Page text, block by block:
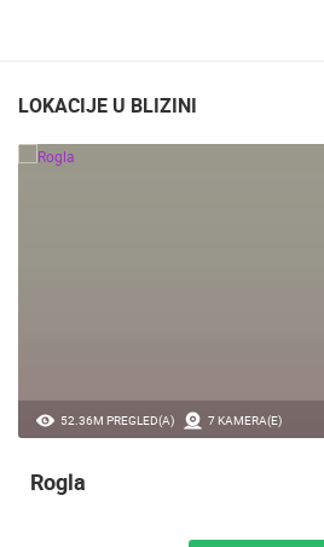
LOKACIJE U BLIZINI
52.36M PREGLED(A) 7 KAMERA(E)
Rogla